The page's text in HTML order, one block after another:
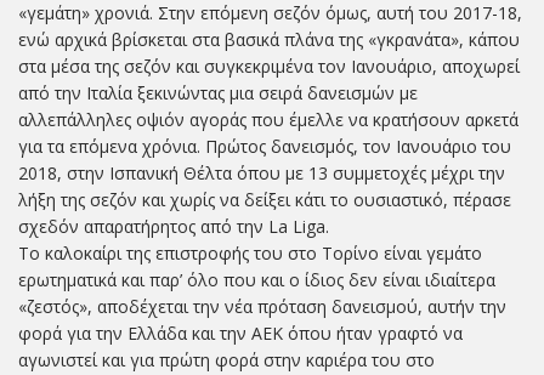
«γεμάτη» χρονιά. Στην επόμενη σεζόν όμως, αυτή του 2017-18,
ενώ αρχικά βρίσκεται στα βασικά πλάνα της «γκρανάτα», κάπου
στα μέσα της σεζόν και συγκεκριμένα τον Ιανουάριο, αποχωρεί
από την Ιταλία ξεκινώντας μια σειρά δανεισμών με
αλλεπάλληλες οψιόν αγοράς που έμελλε να κρατήσουν αρκετά
για τα επόμενα χρόνια. Πρώτος δανεισμός, τον Ιανουάριο του
2018, στην Ισπανική Θέλτα όπου με 13 συμμετοχές μέχρι την
λήξη της σεζόν και χωρίς να δείξει κάτι το ουσιαστικό, πέρασε
σχεδόν απαρατήρητος από την La Liga.
Το καλοκαίρι της επιστροφής του στο Τορίνο είναι γεμάτο
ερωτηματικά και παρ’ όλο που και ο ίδιος δεν είναι ιδιαίτερα
«ζεστός», αποδέχεται την νέα πρόταση δανεισμού, αυτήν την
φορά για την Ελλάδα και την ΑΕΚ όπου ήταν γραφτό να
αγωνιστεί και για πρώτη φορά στην καριέρα του στο